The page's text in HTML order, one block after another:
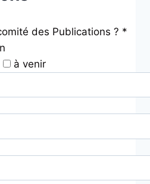
des Publications ? *
à venir